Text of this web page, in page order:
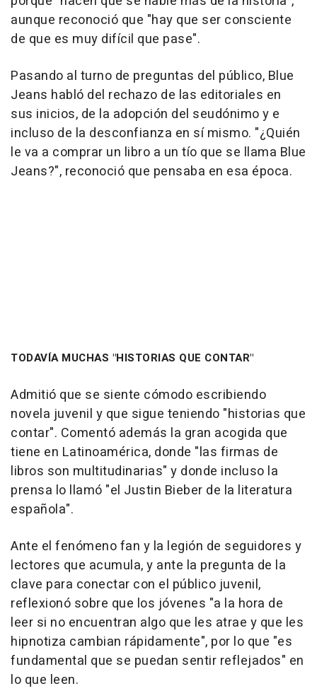
aunque reconoció que "hay que ser consciente
de que es muy difícil que pase".
Pasando al turno de preguntas del público, Blue
Jeans habló del rechazo de las editoriales en
sus inicios, de la adopción del seudónimo y e
incluso de la desconfianza en sí mismo. "¿Quién
le va a comprar un libro a un tío que se llama Blue
Jeans?", reconoció que pensaba en esa época.
TODAVÍA MUCHAS "HISTORIAS QUE CONTAR"
Admitió que se siente cómodo escribiendo
novela juvenil y que sigue teniendo "historias que
contar". Comentó además la gran acogida que
tiene en Latinoamérica, donde "las firmas de
libros son multitudinarias" y donde incluso la
prensa lo llamó "el Justin Bieber de la literatura
española".
Ante el fenómeno fan y la legión de seguidores y
lectores que acumula, y ante la pregunta de la
clave para conectar con el público juvenil,
reflexionó sobre que los jóvenes "a la hora de
leer si no encuentran algo que les atrae y que les
hipnotiza cambian rápidamente", por lo que "es
fundamental que se puedan sentir reflejados" en
lo que leen.